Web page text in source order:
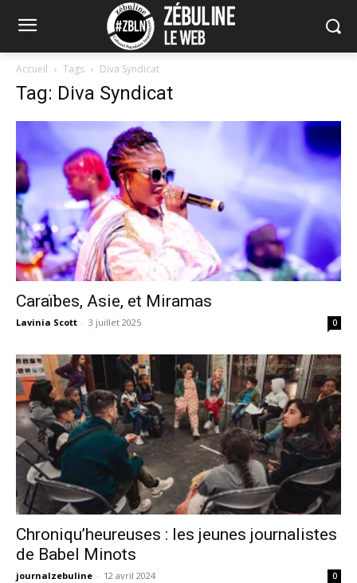
Accueil Tags Diva Syndicat
Tag: Diva Syndicat
Caraïbes, Asie, et Miramas
Lavinia Scott - 3 juillet 2025 0
Chroniqu’heureuses : les jeunes journalistes
de Babel Minots
journalzebuline - 12 avril 2024 0